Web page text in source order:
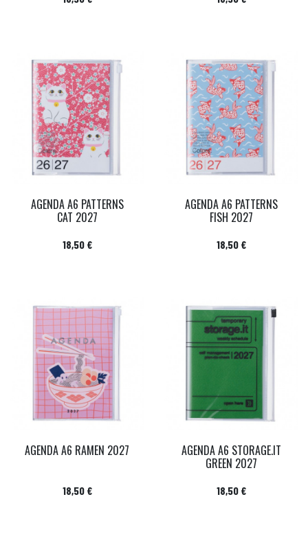
AGENDA A6 PATTERNS
CAT 2027
Prix
18,50 €
AGENDA A6 PATTERNS
FISH 2027
Prix
18,50 €
AGENDA A6 RAMEN 2027
Prix
18,50 €
AGENDA A6 STORAGE.IT
GREEN 2027
Prix
18,50 €